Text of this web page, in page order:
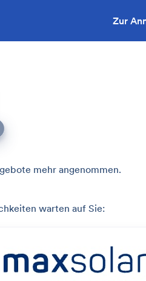
Zur
mehr angenommen.
warten auf Sie: